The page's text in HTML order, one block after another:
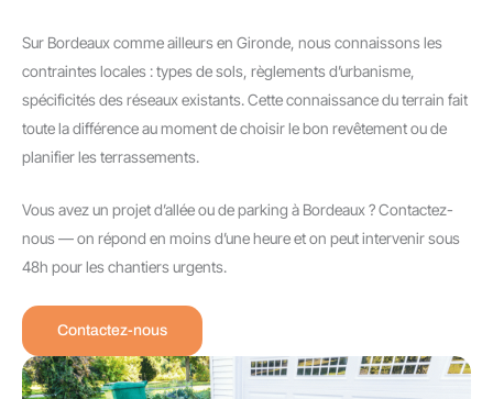
Sur Bordeaux comme ailleurs en Gironde, nous connaissons les
contraintes locales : types de sols, règlements d’urbanisme,
spécificités des réseaux existants. Cette connaissance du terrain fait
toute la différence au moment de choisir le bon revêtement ou de
planifier les terrassements.
Vous avez un projet d’allée ou de parking à Bordeaux ? Contactez-
nous — on répond en moins d’une heure et on peut intervenir sous
48h pour les chantiers urgents.
Contactez-nous